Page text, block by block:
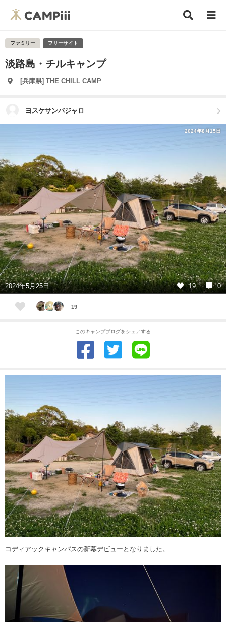
ファミリー フリーサイト
淡路島・チルキャンプ
[兵庫県] THE CHILL CAMP
ヨスケサンバジャロ
2024年8月15日
2024年5月25日 19 0
19
このキャンプブログをシェアする
コディアックキャンパスの新幕デビューとなりました。